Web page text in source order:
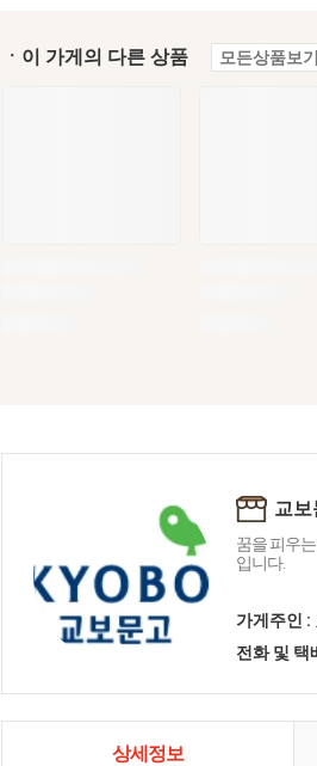
ㆍ이 가게의 다른 상품 모든상품보
교
꿈을 피우
입니다.
가게주인 :
전화 및 택
상세정보